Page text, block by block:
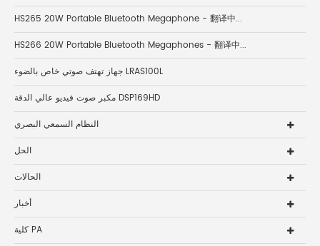
HS265 20W Portable Bluetooth Megaphone - 翻译中...
HS266 20W Portable Bluetooth Megaphones - 翻译中...
جهاز تهتف صوتي خاص بالضوء LRAS100L
مكبر صوت فيديو عالي الدقة DSP169HD
النظام السمعي البصري
الحل
الحالات
أخبار
كلية PA